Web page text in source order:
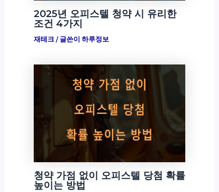
2025년 오피스텔 청약 시 유리한
조건 4가지
재테크/ 글쓴이 하루정보
청약 가점 없이 오피스텔 당첨 확률
높이는 방법